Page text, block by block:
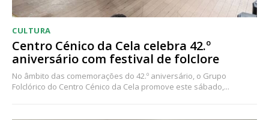
CULTURA
Centro Cénico da Cela celebra 42.º
aniversário com festival de folclore
No âmbito das comemorações do 42.º aniversário, o Grupo
Folclórico do Centro Cénico da Cela promove este sábado,...